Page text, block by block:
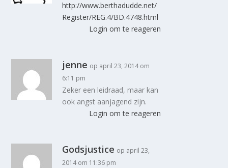
http://www.berthadudde.net/
Register/REG.4/BD.4748.html
Login om te reageren
jenne op april 23, 2014 om
6:11 pm
Zeker een leidraad, maar kan
ook angst aanjagend zijn.
Login om te reageren
Godsjustice op april 23,
2014 om 11:36 pm